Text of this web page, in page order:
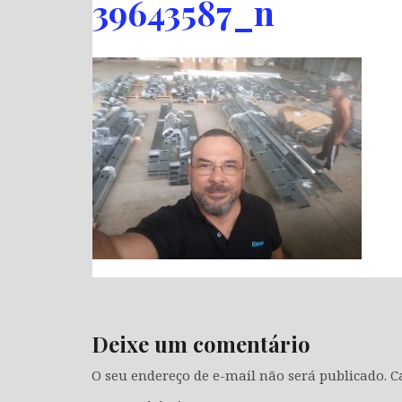
39643587_n
Deixe um comentário
O seu endereço de e-mail não será publicado.